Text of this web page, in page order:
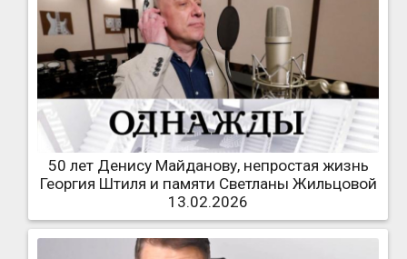
50 лет Денису Майданову, непростая жизнь
Георгия Штиля и памяти Светланы Жильцовой
13.02.2026